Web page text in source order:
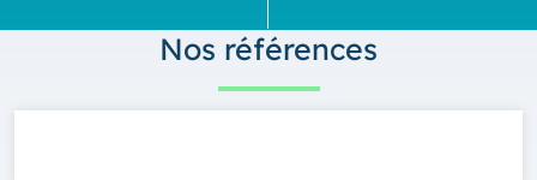
Nos références